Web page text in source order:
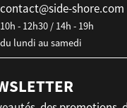
contact@side-shore.com
10h - 12h30 / 14h - 19h
du lundi au samedi